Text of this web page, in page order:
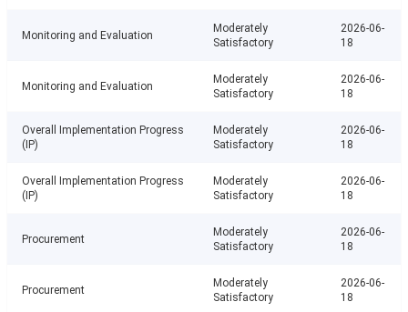
Monitoring and Evaluation
Moderately
Satisfactory
2026-06-
18
Monitoring and Evaluation
Moderately
Satisfactory
2026-06-
18
Overall Implementation Progress
(IP)
Moderately
Satisfactory
2026-06-
18
Overall Implementation Progress
(IP)
Moderately
Satisfactory
2026-06-
18
Procurement
Moderately
Satisfactory
2026-06-
18
Procurement
Moderately
Satisfactory
2026-06-
18